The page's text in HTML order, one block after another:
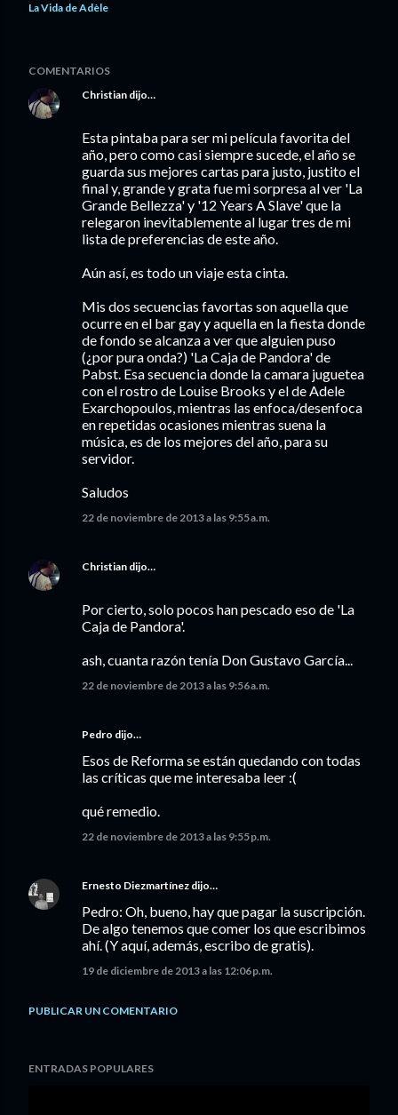
La Vida de Adèle
COMENTARIOS
Christian dijo…
Esta pintaba para ser mi película favorita del
año, pero como casi siempre sucede, el año se
guarda sus mejores cartas para justo, justito el
final y, grande y grata fue mi sorpresa al ver 'La
Grande Bellezza' y '12 Years A Slave' que la
relegaron inevitablemente al lugar tres de mi
lista de preferencias de este año.
Aún así, es todo un viaje esta cinta.
Mis dos secuencias favortas son aquella que
ocurre en el bar gay y aquella en la fiesta donde
de fondo se alcanza a ver que alguien puso
(¿por pura onda?) 'La Caja de Pandora' de
Pabst. Esa secuencia donde la camara juguetea
con el rostro de Louise Brooks y el de Adele
Exarchopoulos, mientras las enfoca/desenfoca
en repetidas ocasiones mientras suena la
música, es de los mejores del año, para su
servidor.
Saludos
22 de noviembre de 2013 a las 9:55 a.m.
Christian dijo…
Por cierto, solo pocos han pescado eso de 'La
Caja de Pandora'.
ash, cuanta razón tenía Don Gustavo García...
22 de noviembre de 2013 a las 9:56 a.m.
Pedro dijo…
Esos de Reforma se están quedando con todas
las críticas que me interesaba leer :(
qué remedio.
22 de noviembre de 2013 a las 9:55 p.m.
Ernesto Diezmartínez dijo…
Pedro: Oh, bueno, hay que pagar la suscripción.
De algo tenemos que comer los que escribimos
ahí. (Y aquí, además, escribo de gratis).
19 de diciembre de 2013 a las 12:06 p.m.
PUBLICAR UN COMENTARIO
ENTRADAS POPULARES